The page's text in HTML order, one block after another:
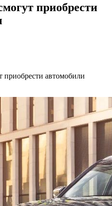
приобрести
приобрести автомобили